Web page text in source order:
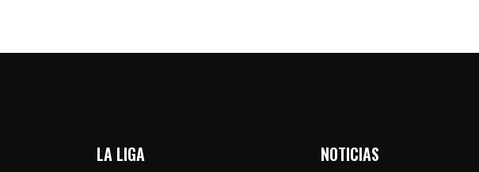
LA LIGA NOTICIAS